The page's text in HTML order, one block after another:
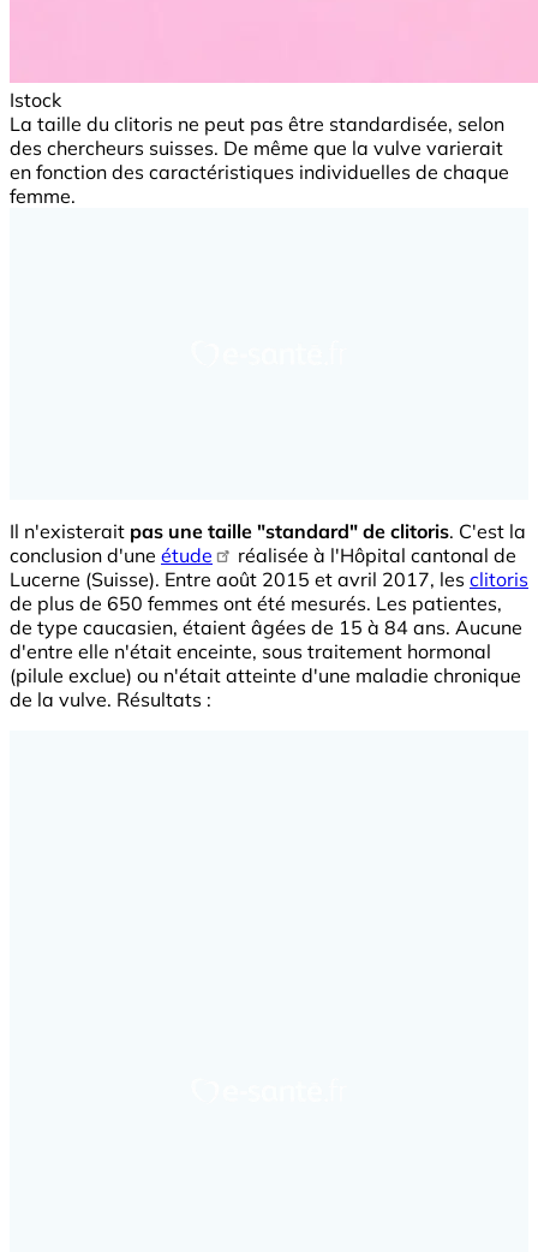
Istock
La taille du clitoris ne peut pas être standardisée, selon
des chercheurs suisses. De même que la vulve varierait
en fonction des caractéristiques individuelles de chaque
femme.
Il n'existerait pas une taille "standard" de clitoris. C'est la
conclusion d'une étude
réalisée à l'Hôpital cantonal de
Lucerne (Suisse). Entre août 2015 et avril 2017, les clitoris
de plus de 650 femmes ont été mesurés. Les patientes,
de type caucasien, étaient âgées de 15 à 84 ans. Aucune
d'entre elle n'était enceinte, sous traitement hormonal
(pilule exclue) ou n'était atteinte d'une maladie chronique
de la vulve. Résultats :